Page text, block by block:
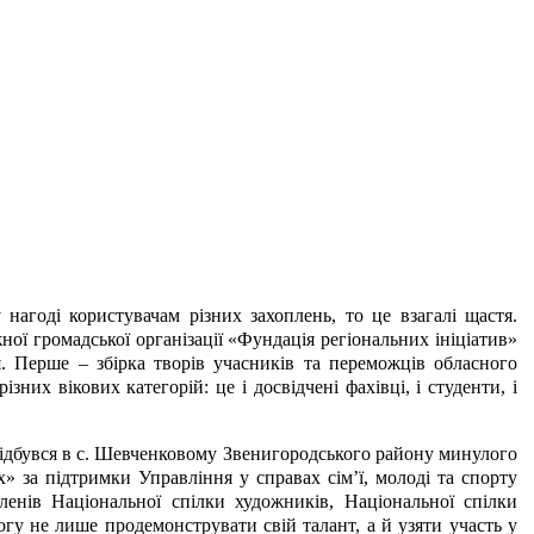
користувачам різних захоплень, то це взагалі щастя.
організації «Фундація регіональних ініціатив»
Перше – збірка творів учасників та переможців обласного
вікових категорій: це і досвідчені фахівці, і студенти, і
в с. Шевченковому Звенигородського району минулого
за підтримки Управління у справах сім’ї, молоді та спорту
Національної спілки художників, Національної спілки
не лише продемонструвати свій талант, а й узяти участь у